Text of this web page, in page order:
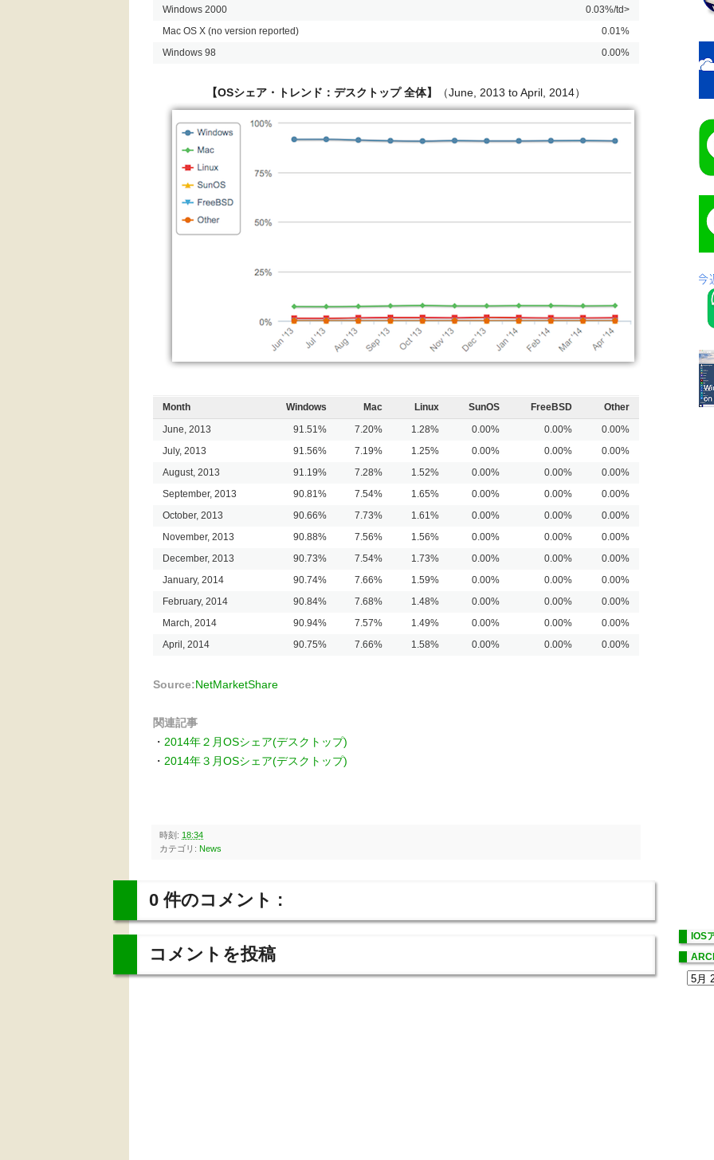
Windows 2000
0.03%/td>
Mac OS X (no version reported)
0.01%
Windows 98
0.00%
【OSシェア・トレンド：デスクトップ 全体】 （June, 2013 to April, 2014）
Month Windows Mac Linux SunOS FreeBSD
Other
June, 2013
91.51% 7.20% 1.28% 0.00% 0.00%
0.00%
July, 2013
91.56% 7.19% 1.25% 0.00% 0.00%
0.00%
August, 2013
91.19% 7.28% 1.52% 0.00% 0.00%
0.00%
September, 2013
90.81% 7.54% 1.65% 0.00% 0.00%
0.00%
October, 2013
90.66% 7.73% 1.61% 0.00% 0.00%
0.00%
November, 2013
90.88% 7.56% 1.56% 0.00% 0.00%
0.00%
December, 2013
90.73% 7.54% 1.73% 0.00% 0.00%
0.00%
January, 2014
90.74% 7.66% 1.59% 0.00% 0.00%
0.00%
February, 2014
90.84% 7.68% 1.48% 0.00% 0.00%
0.00%
March, 2014
90.94% 7.57% 1.49% 0.00% 0.00%
0.00%
April, 2014
90.75% 7.66% 1.58% 0.00% 0.00% 0.00%
Source:NetMarketShare
関連記事
・ 2014年２月OSシェア(デスクトップ)
・ 2014年３月OSシェア(デスクトップ)
時刻: 18:34
カテゴリ: News
0 件のコメント :
コメントを投稿
IOS